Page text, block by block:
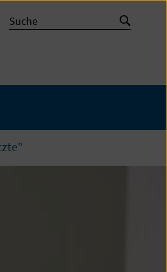
Suche
Suche
starten